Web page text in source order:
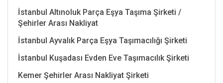
İstanbul Altınoluk Parça Eşya Taşıma Şirketi /
Şehirler Arası Nakliyat
İstanbul Ayvalık Parça Eşya Taşımacılığı Şirketi
İstanbul Kuşadası Evden Eve Taşımacılık Şirketi
Kemer Şehirler Arası Nakliyat Şirketi